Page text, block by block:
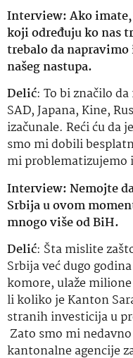
Interview: Ako
koji određuju ko nas
trebalo da
našeg nastupa.
Delić: To bi značilo
SAD, Japana, Kine,
izačunale. Reći ću da
smo mi dobili
mi problematizujemo
Interview: Nemojte
Srbija u ovom
mnogo više od BiH.
Delić: Šta mislite
Srbija već dugo
komore, ulaže
li koliko je Kanton
stranih investicija u
Zato smo mi
kantonalne agencije